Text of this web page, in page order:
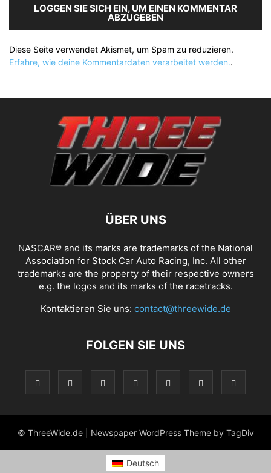
LOGGEN SIE SICH EIN, UM EINEN KOMMENTAR
ABZUGEBEN
Diese Seite verwendet Akismet, um Spam zu reduzieren.
Erfahre, wie deine Kommentardaten verarbeitet werden..
ÜBER UNS
NASCAR® and its marks are trademarks of the National
Association for Stock Car Auto Racing, Inc. All other
trademarks are the property of their respective owners
e.g. the logos and its marks of the racetracks.
Kontaktieren Sie uns: contact@threewide.de
FOLGEN SIE UNS
© ThreeWide.de | Newspaper WordPress Theme by TagDiv
Deutsch